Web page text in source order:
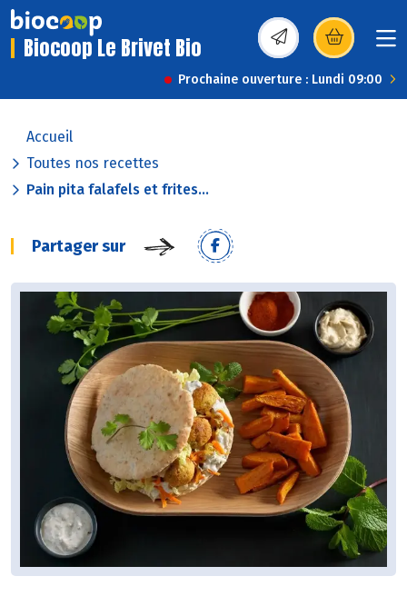
Biocoop Le Brivet Bio (s’ouvre dans une
Prochaine ouverture : Lundi 09:00
Accueil
Toutes nos recettes
Pain pita falafels et frites...
Partager sur